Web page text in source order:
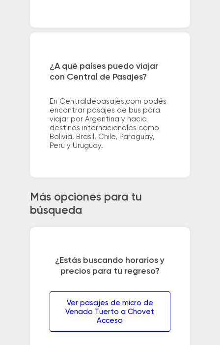
¿A qué países puedo viajar
con Central de Pasajes?
En Centraldepasajes.com podés
encontrar pasajes de bus para
viajar por Argentina y hacia
destinos internacionales como
Bolivia, Brasil, Chile, Paraguay,
Perú y Uruguay.
Más opciones para tu
búsqueda
¿Estás buscando horarios y
precios para tu regreso?
Ver pasajes de micro de
Venado Tuerto a Chovet
Acceso